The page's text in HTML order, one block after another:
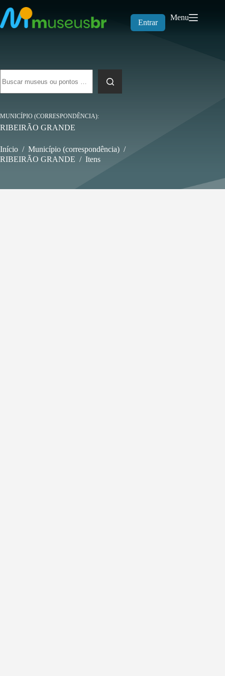
para
o
conteúdo
Entrar
Menu
resultados
MUNICÍPIO (CORRESPONDÊNCIA)
RIBEIRÃO GRANDE
Início / Município (correspondência) /
RIBEIRÃO GRANDE / Itens